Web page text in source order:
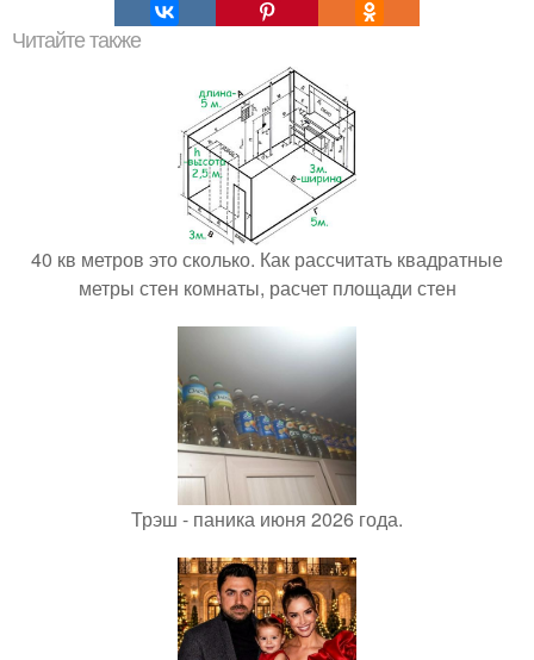
Читайте также
40 кв метров это сколько. Как рассчитать квадратные
метры стен комнаты, расчет площади стен
Трэш - паника июня 2026 года.